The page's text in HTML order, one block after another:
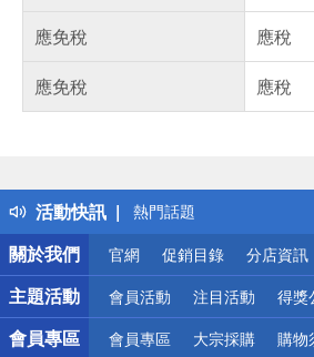
應免稅
應稅
應免稅
應稅
活動快訊
得獎公告
熱門話題
銀行優惠
偏遠地區配送
詐騙網頁！請小心！
關於我們
官網 促銷目錄 分店資訊
主題活動 會員活動 注目活動 得獎
會員專區 會員專區 大宗採購 購物